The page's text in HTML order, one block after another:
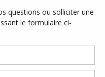
questions ou solliciter une
le formulaire ci-